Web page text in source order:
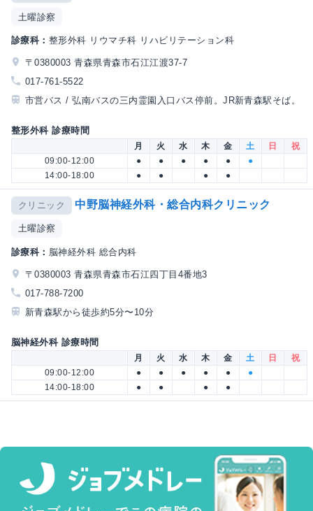
土曜診察
診療科： 整形外科 リウマチ科 リハビリテーション科
〒0380003 青森県青森市石江江渡37-7
017-761-5522
市営バス / 弘南バスの三内霊園入口バス停前。JR新青森駅そば。
整形外科 診療時間
月 火 水 木 金 土 日
祝
09:00-12:00
● ● ● ● ●
●
14:00-18:00
● ● ● ●
クリニック 中野脳神経外科・総合内科クリニック
土曜診察
診療科： 脳神経外科 総合内科
〒0380003 青森県青森市石江四丁目4番地3
017-788-7200
新青森駅から徒歩約5分〜10分
脳神経外科 診療時間
月 火 水 木 金 土 日
祝
09:00-12:00
● ● ● ● ●
●
14:00-18:00
● ● ● ●